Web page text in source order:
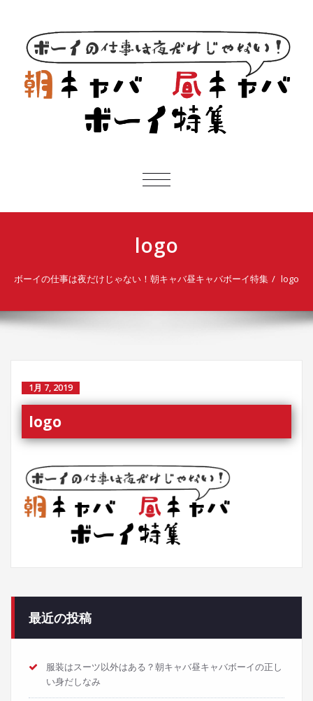
ナ
ョ
を
り
logo
ボーイの仕事は夜だけじゃない！朝キャバ昼キャバボーイ特集 logo
1月 7, 2019
logo
最近の投稿
服装はスーツ以外はある？朝キャバ昼キャバボーイの正し
い身だしなみ